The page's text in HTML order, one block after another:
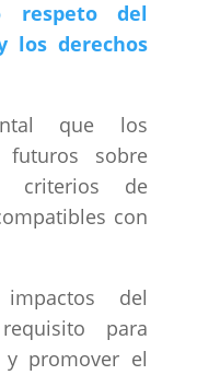
del
los derechos
que los
futuros sobre
criterios de
con
del
para
promover el